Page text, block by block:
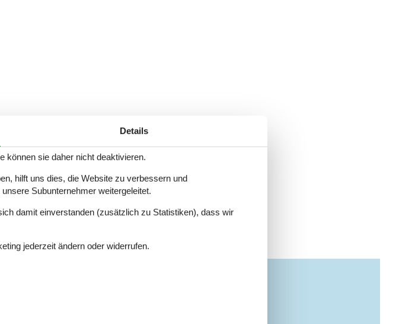
Details
können sie daher nicht deaktivieren.
hilft uns dies, die Website zu verbessern und
Subunternehmer weitergeleitet.
damit einverstanden (zusätzlich zu Statistiken), dass wir
jederzeit ändern oder widerrufen.